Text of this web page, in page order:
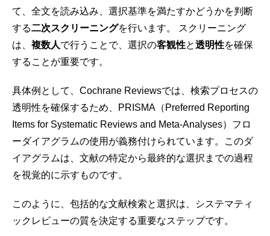
て、全文を読み込み、選択基準を満たすかどうかを判断
する二次スクリーニングを行います。 スクリーニング
は、 複数人で行うことで、選択の客観性と透明性を確保
することが重要です。
具体例として、Cochrane Reviewsでは、検索プロセスの
透明性を確保するため、PRISMA（Preferred Reporting
Items for Systematic Reviews and Meta-Analyses）フロ
ーダイアグラムの使用が義務付けられています。このダ
イアグラムは、文献の特定から最終的な選択までの過程
を視覚的に示すものです。
このように、包括的な文献検索と選択は、システマティ
ックレビューの質を決定する重要なステップです。